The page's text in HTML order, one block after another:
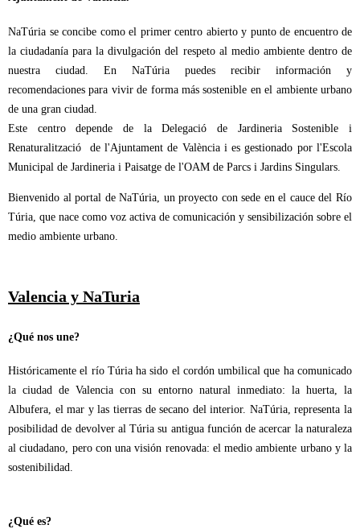
NaTúria se concibe como el primer centro abierto y punto de encuentro de
la ciudadanía para la divulgación del respeto al medio ambiente dentro de
nuestra ciudad. En NaTúria puedes recibir información y
recomendaciones para vivir de forma más sostenible en el ambiente urbano
de una gran ciudad.
Este centro depende de la Delegació de Jardineria Sostenible i
Renaturalització de l'Ajuntament de València i es gestionado por l'Escola
Municipal de Jardineria i Paisatge de l'OAM de Parcs i Jardins Singulars.
Bienvenido al portal de NaTúria, un proyecto con sede en el cauce del Río
Túria, que nace como voz activa de comunicación y sensibilización sobre el
medio ambiente urbano.
Valencia y NaTuria
¿Qué nos une?
Históricamente el río Túria ha sido el cordón umbilical que ha comunicado
la ciudad de Valencia con su entorno natural inmediato: la huerta, la
Albufera, el mar y las tierras de secano del interior. NaTúria, representa la
posibilidad de devolver al Túria su antigua función de acercar la naturaleza
al ciudadano, pero con una visión renovada: el medio ambiente urbano y la
sostenibilidad.
¿Qué es?